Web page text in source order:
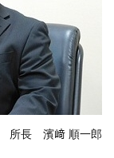
所長 濱﨑 順一郎